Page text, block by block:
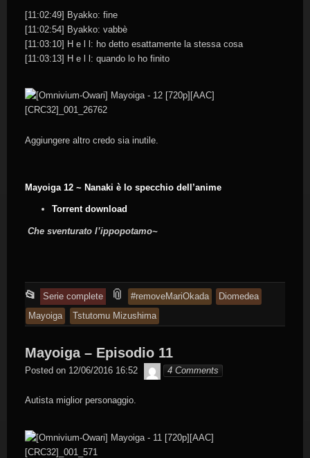
[11:02:49] Byakko: fine
[11:02:54] Byakko: vabbè
[11:03:10] H e l l: ho detto esattamente la stessa cosa
[11:03:13] H e l l: quando lo ho finito
Aggiungere altro credo sia inutile.
Mayoiga 12 ~ Nanaki è lo specchio dell’anime
Torrent download
Che sventurato l’ippopotamo~
📂 This
entry
was
posted
in
Serie complete 📎 and
tagged
#removeMariOkada
Diomedea
Mayoiga
Tstutomu Mizushima
Mayoiga – Episodio 11
Posted on 12/06/2016 16:52 Byakko
4 Comments
Autista miglior personaggio.